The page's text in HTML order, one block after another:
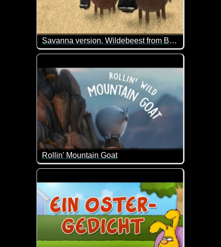
Savanna version. Wildebeest from Birdbox Studio
Ein ähnliches Video gab es früher schon mal.
Rollin' Mountain Goat
Die dicken Tiere kennen wir ja bereits aus